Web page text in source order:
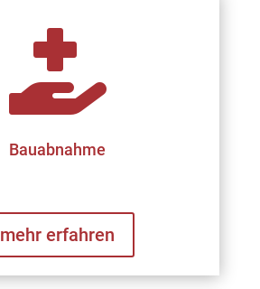

Bauabnahme
mehr erfahren